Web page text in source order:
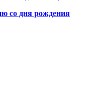
со дня рождения